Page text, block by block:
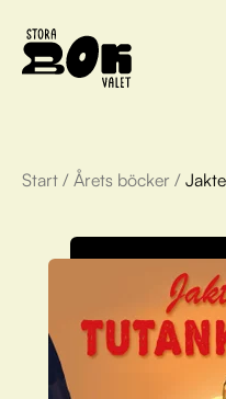
Årets
Om Stora
Olivia
Vinnare
Start / Årets böcker /